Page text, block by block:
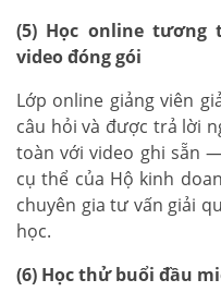
(5) Học online
video đóng gói
Lớp online giảng viên
câu hỏi và được trả lời
toàn với video ghi sẵn
cụ thể của Hộ kinh
chuyên gia tư vấn giải
học.
(6) Học thử buổi đầu